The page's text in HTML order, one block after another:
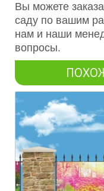
Вы можете
саду по вашим
нам и наши
вопросы.